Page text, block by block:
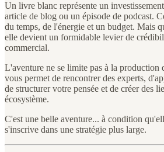
Un livre blanc représente un
article de blog ou un épisode de podcast.
du temps, de l'énergie et un budget. Mais
elle devient un formidable levier de
commercial.
L'aventure ne se limite pas à la
vous permet de rencontrer des experts,
de structurer votre pensée et de créer des
écosystème.
C'est une belle aventure... à condition
s'inscrive dans une stratégie plus large.